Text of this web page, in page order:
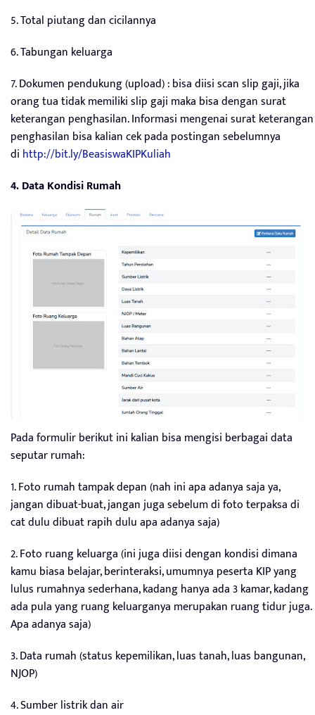
5. Total piutang dan cicilannya
6. Tabungan keluarga
7. Dokumen pendukung (upload) : bisa diisi scan slip gaji, jika
orang tua tidak memiliki slip gaji maka bisa dengan surat
keterangan penghasilan. Informasi mengenai surat keterangan
penghasilan bisa kalian cek pada postingan sebelumnya
di http://bit.ly/BeasiswaKIPKuliah
4. Data Kondisi Rumah
Pada formulir berikut ini kalian bisa mengisi berbagai data
seputar rumah:
1. Foto rumah tampak depan (nah ini apa adanya saja ya,
jangan dibuat-buat, jangan juga sebelum di foto terpaksa di
cat dulu dibuat rapih dulu apa adanya saja)
2. Foto ruang keluarga (ini juga diisi dengan kondisi dimana
kamu biasa belajar, berinteraksi, umumnya peserta KIP yang
lulus rumahnya sederhana, kadang hanya ada 3 kamar, kadang
ada pula yang ruang keluarganya merupakan ruang tidur juga.
Apa adanya saja)
3. Data rumah (status kepemilikan, luas tanah, luas bangunan,
NJOP)
4. Sumber listrik dan air